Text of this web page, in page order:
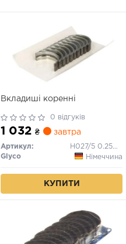
Вкладиші коренні
0 відгуків
1 032 ₴ завтра
Артикул:
H027/5 0.25MM
Glyco
Німеччина
КУПИТИ